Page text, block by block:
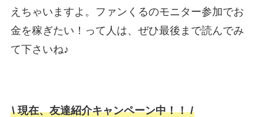
えちゃいますよ。ファンくるのモニター参加でお
金を稼ぎたい！って人は、ぜひ最後まで読んでみ
て下さいね♪
\ 現在、友達紹介キャンペーン中！！ /